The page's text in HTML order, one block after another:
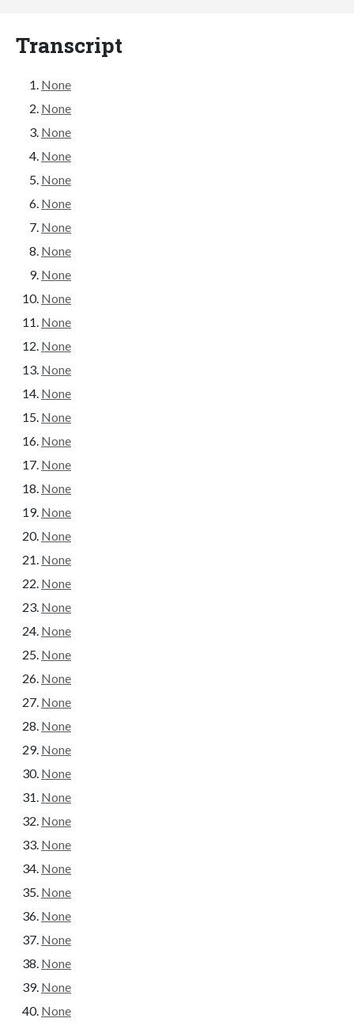
Transcript
None
None
None
None
None
None
None
None
None
None
None
None
None
None
None
None
None
None
None
None
None
None
None
None
None
None
None
None
None
None
None
None
None
None
None
None
None
None
None
None